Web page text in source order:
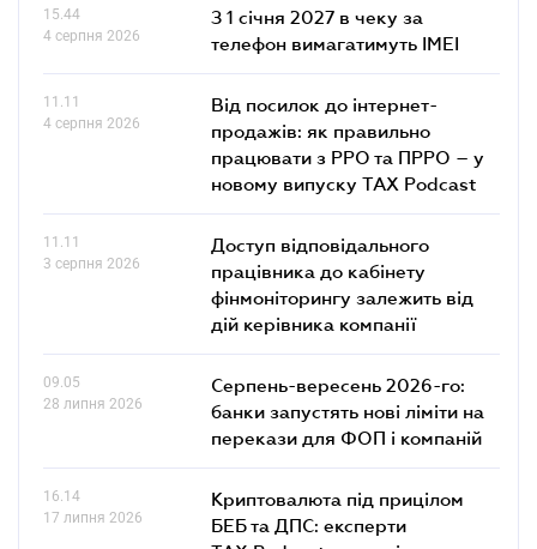
15.44
4 серпня 2026
З 1 січня 2027 в чеку за
телефон вимагатимуть IMEI
11.11
4 серпня 2026
Від посилок до інтернет-
продажів: як правильно
працювати з РРО та ПРРО – у
новому випуску TAX Podcast
11.11
3 серпня 2026
Доступ відповідального
працівника до кабінету
фінмоніторингу залежить від
дій керівника компанії
09.05
28 липня 2026
Серпень-вересень 2026-го:
банки запустять нові ліміти на
перекази для ФОП і компаній
16.14
17 липня 2026
Криптовалюта під прицілом
БЕБ та ДПС: експерти